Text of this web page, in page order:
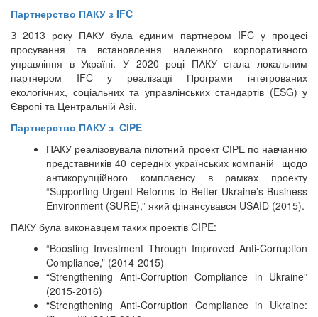
Партнерство ПАКУ з IFC
З 2013 року ПАКУ була єдиним партнером IFC у процесі
просування та встановлення належного корпоративного
управління в Україні. У 2020 році ПАКУ стала локальним
партнером IFC у реалізації Програми інтегрованих
екологічних, соціальних та управлінських стандартів (ESG) у
Європі та Центральній Азії.
Партнерство ПАКУ з CIPE
ПАКУ реалізовувала пілотний проект СІРЕ по навчанню
представників 40 середніх українських компаній щодо
антикорупційного комплаєнсу в рамках проекту
“Supporting Urgent Reforms to Better Ukraine’s Business
Environment (SURE),” який фінансувався USAID (2015).
ПАКУ була виконавцем таких проектів CIPE:
“Boosting Investment Through Improved Anti-Corruption
Compliance,” (2014-2015)
“Strengthening Anti-Corruption Compliance in Ukraine”
(2015-2016)
“Strengthening Anti-Corruption Compliance in Ukraine: